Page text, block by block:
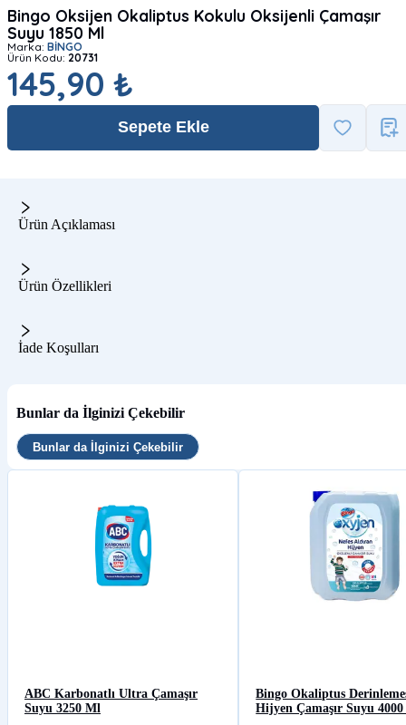
Bingo Oksijen Okaliptus Kokulu Oksijenli Çamaşır
Suyu 1850 Ml
Marka: BİNGO
Ürün Kodu: 20731
145,90 ₺
Sepete Ekle
Ürün Açıklaması
Ürün Özellikleri
İade Koşulları
Bunlar da İlginizi Çekebilir
Bunlar da İlginizi Çekebilir
ABC Karbonatlı Ultra Çamaşır
Suyu 3250 Ml
Bingo Okaliptus
Hijyen Çamaşır Suyu